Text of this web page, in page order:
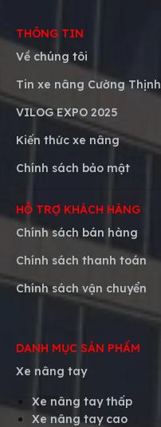
THÔNG TIN
Về chúng tôi
Tin xe nâng Cường Thịnh
VILOG EXPO 2025
Kiến thức xe nâng
Chính sách bảo mật
HỖ TRỢ KHÁCH HÀNG
Chính sách bán hàng
Chính sách thanh toán
Chính sách vận chuyển
DANH MỤC SẢN PHẨM
Xe nâng tay
Xe nâng tay thấp
Xe nâng tay cao